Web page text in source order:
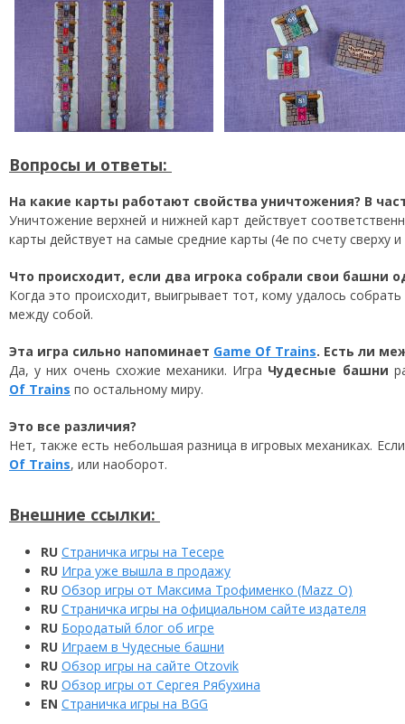
Вопросы и ответы:
На какие карты работают свойства уничтожения? В
Уничтожение верхней и нижней карт действует
карты действует на самые средние карты (4е по счету сверху и
Что происходит, если два игрока собрали свои башни
Когда это происходит, выигрывает тот, кому удалось
между собой.
Эта игра сильно напоминает Game Of Trains. Есть ли
Да, у них очень схожие механики. Игра Чудесные башни
Of Trains по остальному миру.
Это все различия?
Нет, также есть небольшая разница в игровых механиках.
Of Trains, или наоборот.
Внешние ссылки:
RU Страничка игры на Тесере
RU Игра уже вышла в продажу
RU Обзор игры от Максима Трофименко (Mazz_O)
RU Страничка игры на официальном сайте издателя
RU Бородатый блог об игре
RU Играем в Чудесные башни
RU Обзор игры на сайте Otzovik
RU Обзор игры от Сергея Рябухина
EN Страничка игры на BGG